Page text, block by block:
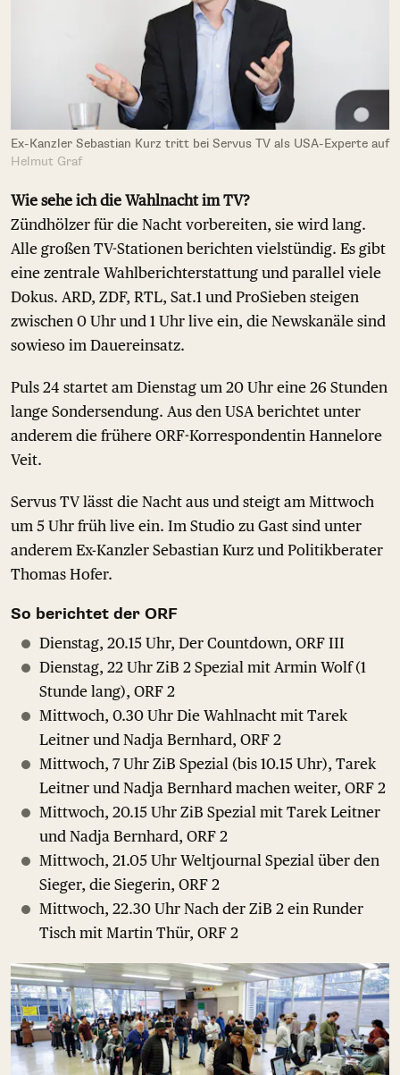
Ex-Kanzler Sebastian Kurz tritt bei Servus TV als USA-Experte auf
Helmut Graf
Wie sehe ich die Wahlnacht im TV?
Zündhölzer für die Nacht vorbereiten, sie wird lang.
Alle großen TV-Stationen berichten vielstündig. Es gibt
eine zentrale Wahlberichterstattung und parallel viele
Dokus. ARD, ZDF, RTL, Sat.1 und ProSieben steigen
zwischen 0 Uhr und 1 Uhr live ein, die Newskanäle sind
sowieso im Dauereinsatz.
Puls 24 startet am Dienstag um 20 Uhr eine 26 Stunden
lange Sondersendung. Aus den USA berichtet unter
anderem die frühere ORF-Korrespondentin Hannelore
Veit.
Servus TV lässt die Nacht aus und steigt am Mittwoch
um 5 Uhr früh live ein. Im Studio zu Gast sind unter
anderem Ex-Kanzler Sebastian Kurz und Politikberater
Thomas Hofer.
So berichtet der ORF
Dienstag, 20.15 Uhr, Der Countdown, ORF III
Dienstag, 22 Uhr ZiB 2 Spezial mit Armin Wolf (1
Stunde lang), ORF 2
Mittwoch, 0.30 Uhr Die Wahlnacht mit Tarek
Leitner und Nadja Bernhard, ORF 2
Mittwoch, 7 Uhr ZiB Spezial (bis 10.15 Uhr), Tarek
Leitner und Nadja Bernhard machen weiter, ORF 2
Mittwoch, 20.15 Uhr ZiB Spezial mit Tarek Leitner
und Nadja Bernhard, ORF 2
Mittwoch, 21.05 Uhr Weltjournal Spezial über den
Sieger, die Siegerin, ORF 2
Mittwoch, 22.30 Uhr Nach der ZiB 2 ein Runder
Tisch mit Martin Thür, ORF 2